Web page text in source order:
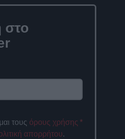
στο
τους όρους χρήσης
απορρήτου.
*